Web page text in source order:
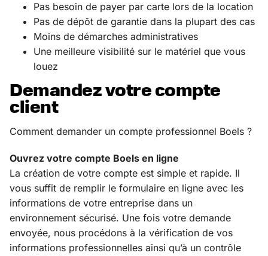
Pas besoin de payer par carte lors de la location
Pas de dépôt de garantie dans la plupart des cas
Moins de démarches administratives
Une meilleure visibilité sur le matériel que vous
louez
Demandez votre compte
client
Comment demander un compte professionnel Boels ?
Ouvrez votre compte Boels en ligne
La création de votre compte est simple et rapide. Il
vous suffit de remplir le formulaire en ligne avec les
informations de votre entreprise dans un
environnement sécurisé. Une fois votre demande
envoyée, nous procédons à la vérification de vos
informations professionnelles ainsi qu’à un contrôle